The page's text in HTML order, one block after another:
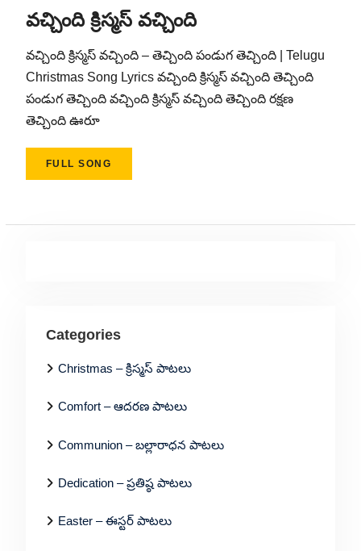
వచ్చింది క్రిస్మస్ వచ్చింది
వచ్చింది క్రిస్మస్ వచ్చింది – తెచ్చింది పండుగ తెచ్చింది | Telugu
Christmas Song Lyrics వచ్చింది క్రిస్మస్ వచ్చింది తెచ్చింది
పండుగ తెచ్చింది వచ్చింది క్రిస్మస్ వచ్చింది తెచ్చింది రక్షణ
తెచ్చింది ఊరూ
FULL SONG
Categories
Christmas – క్రిస్మస్ పాటలు
Comfort – ఆదరణ పాటలు
Communion – బల్లారాధన పాటలు
Dedication – ప్రతిష్ఠ పాటలు
Easter – ఈస్టర్ పాటలు